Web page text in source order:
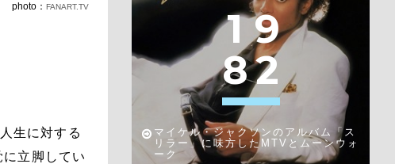
photo： FANART.TV
生に対する
立脚してい
1 9
82
マイケル・ジャクソンのアルバム「ス
リラー」に味方したMTVとムーンウォ
ーク